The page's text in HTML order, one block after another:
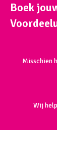
Boek
Misschien
Wij